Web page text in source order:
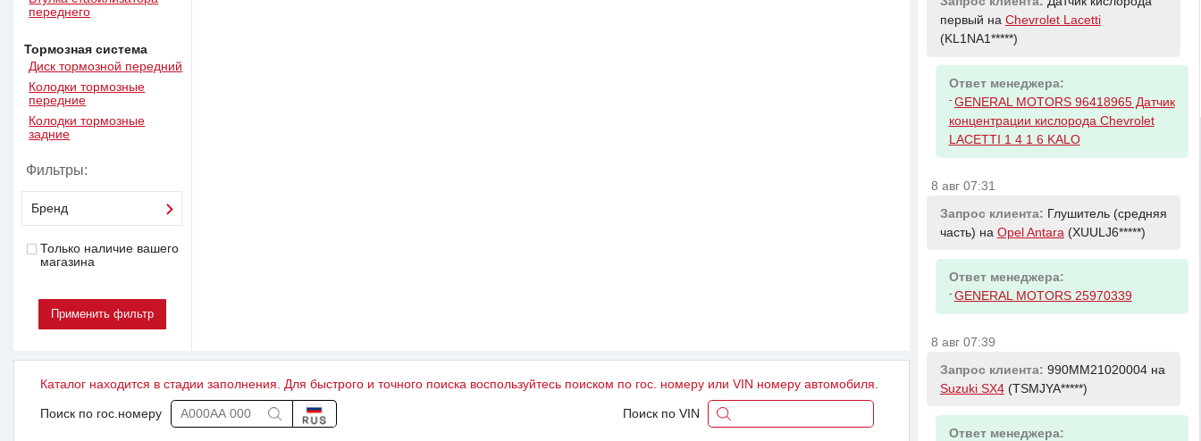
переднего
Тормозная система
Диск тормозной передний
Колодки тормозные
передние
Колодки тормозные
задние
Фильтры:
Бренд
Только наличие вашего
магазина
Каталог находится в стадии заполнения. Для быстрого и точного поиска воспользуйтесь поиском по гос. номеру или VIN номеру автомобиля.
Поиск по гос.номеру Поиск по VIN
первый на Chevrolet Lacetti
(KL1NA1*****)
Ответ менеджера:
- GENERAL MOTORS 96418965 Датчик
концентрации кислорода Chevrolet
LACETTI 1 4 1 6 KALO
8 авг 07:31
Запрос клиента: Глушитель (средняя
часть) на Opel Antara (XUULJ6*****)
Ответ менеджера:
- GENERAL MOTORS 25970339
8 авг 07:39
Запрос клиента: 990MM21020004 на
Suzuki SX4(TSMJYA*****)
Ответ менеджера: